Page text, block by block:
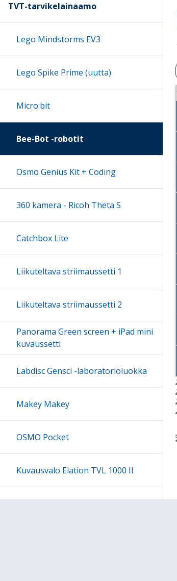
TVT-tarvikelainaamo
Lego Mindstorms EV3
Lego Spike Prime (uutta)
Micro:bit
Bee-Bot -robotit
Osmo Genius Kit + Coding
360 kamera - Ricoh Theta S
Catchbox Lite
Liikuteltava striimaussetti 1
Liikuteltava striimaussetti 2
Panorama Green screen + iPad mini
kuvaussetti
Labdisc Gensci -laboratorioluokka
Makey Makey
OSMO Pocket
Kuvausvalo Elation TVL 1000 II